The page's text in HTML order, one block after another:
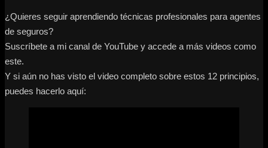
¿Quieres seguir aprendiendo técnicas profesionales para agentes
de seguros?
Suscríbete a mi canal de YouTube y accede a más videos como
este.
Y si aún no has visto el video completo sobre estos 12 principios,
puedes hacerlo aquí: